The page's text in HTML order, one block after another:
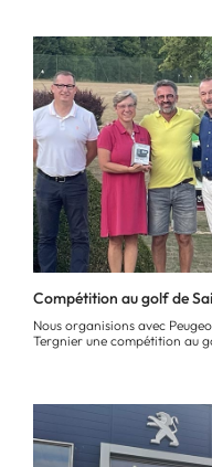
Compétition au golf de
Nous organisions avec
Tergnier une compétition au